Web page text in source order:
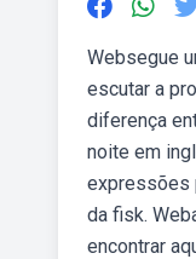
Websegue
escutar a
diferença
noite em
expressões
da fisk.
encontrar